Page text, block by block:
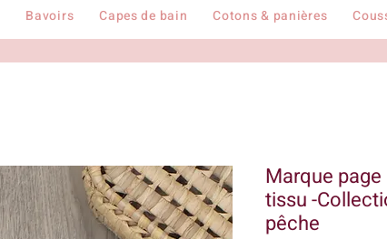
Bavoirs Capes de bain Cotons & panières
Marque
tissu -
pêche